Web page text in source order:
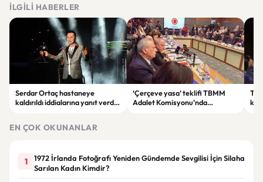
İLGILI HABERLER
Serdar Ortaç hastaneye
kaldırıldı iddialarına yanıt verdi:
‘Çerçeve yasa’ teklifi TBMM
Adalet Komisyonu’nda
EN ÇOK OKUNANLAR
1
1972 İrlanda Fotoğrafı Yeniden Gündemde Sevgilisi İçin Silaha
Sarılan Kadın Kimdir?